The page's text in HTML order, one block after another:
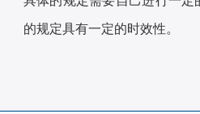
的规定具有一定的时效性。